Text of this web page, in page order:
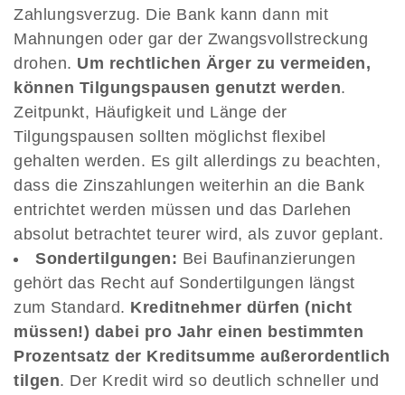
Zahlungsverzug. Die Bank kann dann mit
Mahnungen oder gar der Zwangsvollstreckung
drohen. Um rechtlichen Ärger zu vermeiden,
können Tilgungspausen genutzt werden.
Zeitpunkt, Häufigkeit und Länge der
Tilgungspausen sollten möglichst flexibel
gehalten werden. Es gilt allerdings zu beachten,
dass die Zinszahlungen weiterhin an die Bank
entrichtet werden müssen und das Darlehen
absolut betrachtet teurer wird, als zuvor geplant.
Sondertilgungen: Bei Baufinanzierungen
gehört das Recht auf Sondertilgungen längst
zum Standard. Kreditnehmer dürfen (nicht
müssen!) dabei pro Jahr einen bestimmten
Prozentsatz der Kreditsumme außerordentlich
tilgen. Der Kredit wird so deutlich schneller und